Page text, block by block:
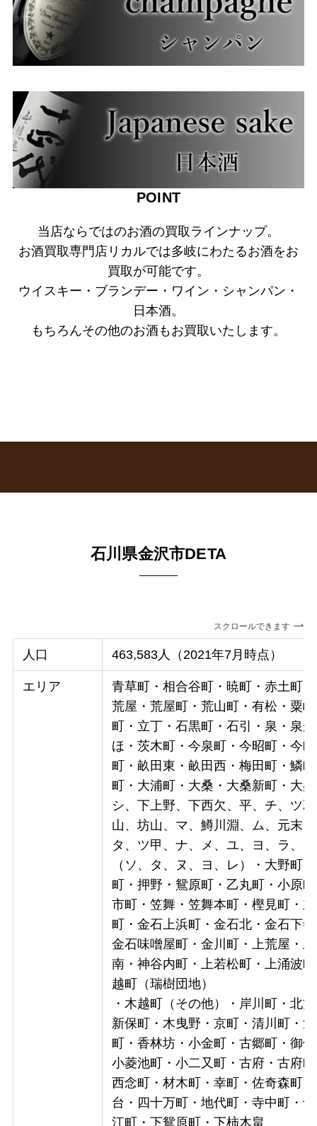
POINT
当店ならではのお酒の買取ラインナップ。
お酒買取専門店リカルでは多岐にわたるお酒をお
買取が可能です。
ウイスキー・ブランデー・ワイン・シャンパン・
日本酒。
もちろんその他のお酒もお買取いたします。
石川県金沢市DETA
スクロールできます
人口 463,583人（2021年7月時点）
エリア
青草町・相合谷町・暁町・赤土町
荒屋・荒屋町・荒山町・有松・粟
町・立丁・石黒町・石引・泉・泉
ほ・茨木町・今泉町・今昭町・今
町・畝田東・畝田西・梅田町・鱗
町・大浦町・大桑・大桑新町・大
シ、下上野、下西欠、平、チ、ツ
山、坊山、マ、鱒川淵、ム、元末
タ、ツ甲、ナ、メ、ユ、ヨ、ラ、
（ソ、タ、ヌ、ヨ、レ）・大野町
町・押野・鴛原町・乙丸町・小原
市町・笠舞・笠舞本町・樫見町・
町・金石上浜町・金石北・金石下
金石味噌屋町・金川町・上荒屋・
南・神谷内町・上若松町・上涌波
越町（瑞樹団地）
・木越町（その他）・岸川町・北
新保町・木曳野・京町・清川町・
町・香林坊・小金町・古郷町・御
小菱池町・小二又町・古府・古府
西念町・材木町・幸町・佐奇森町
台・四十万町・地代町・寺中町・
江町・下鴛原町・下柿木畠